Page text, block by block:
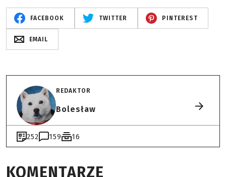
FACEBOOK TWITTER PINTEREST
EMAIL
REDAKTOR
Bolesław
252 159 16
KOMENTARZE